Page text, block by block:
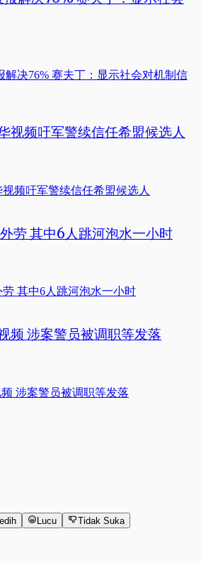
视频吁军警续信任希盟候选人
劳 其中6人跳河泡水一小时
频 涉案警员被调职等发落
Lucu Tidak Suka